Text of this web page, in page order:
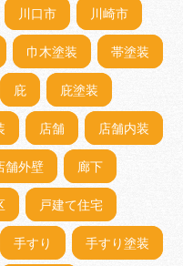
川口市 川崎市
巾木塗装 帯塗装
庇 庇塗装
店舗 店舗内装
舗外壁 廊下
戸建て住宅
手すり 手すり塗装